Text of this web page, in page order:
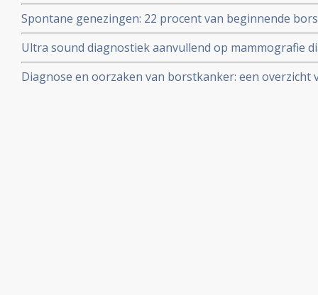
Spontane genezingen: 22 procent van beginnende
genezen suggereert een groot langjarige
Noorse vrouwen naar effecten en noodzakelijkheid
Ultra sound diagnostiek aanvullend op mammografie
procent extra van verdacht weefsel. Blijkt uit
Diagnose en oorzaken van borstkanker: een overzicht